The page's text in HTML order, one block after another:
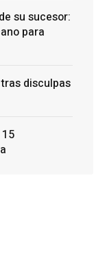
su sucesor:
para
disculpas